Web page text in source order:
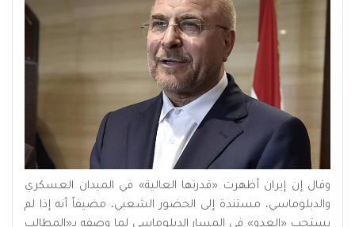
وقال إن إيران أظهرت «قدرتها العالية» في الميدان العسكري
والدبلوماسي، مستندة إلى الحضور الشعبي، مضيفاً أنه إذا لم